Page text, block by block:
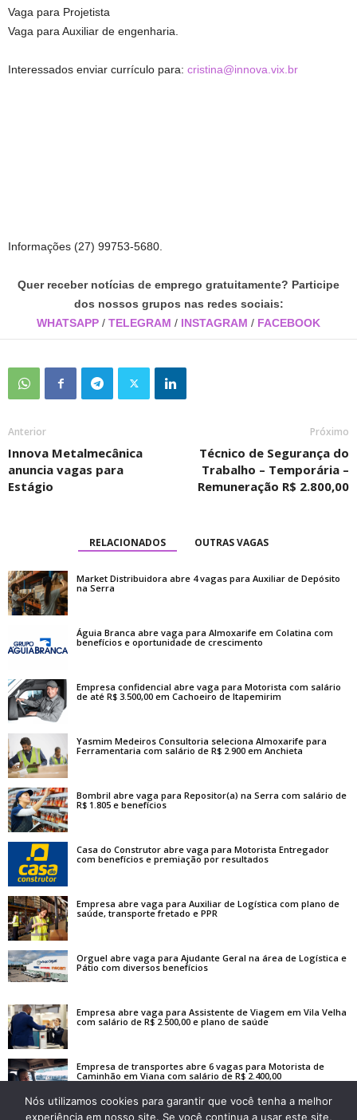
Vaga para Projetista
Vaga para Auxiliar de engenharia.
Interessados enviar currículo para: cristina@innova.vix.br
Informações (27) 99753-5680.
Quer receber notícias de emprego gratuitamente? Participe
dos nossos grupos nas redes sociais:
WHATSAPP / TELEGRAM / INSTAGRAM / FACEBOOK
Anterior
Innova Metalmecânica
anuncia vagas para
Estágio
Próximo
Técnico de Segurança do
Trabalho – Temporária –
Remuneração R$ 2.800,00
RELACIONADOS OUTRAS VAGAS
Market Distribuidora abre 4 vagas para Auxiliar de Depósito
na Serra
Águia Branca abre vaga para Almoxarife em Colatina com
benefícios e oportunidade de crescimento
Empresa confidencial abre vaga para Motorista com salário
de até R$ 3.500,00 em Cachoeiro de Itapemirim
Yasmim Medeiros Consultoria seleciona Almoxarife para
Ferramentaria com salário de R$ 2.900 em Anchieta
Bombril abre vaga para Repositor(a) na Serra com salário de
R$ 1.805 e benefícios
Casa do Construtor abre vaga para Motorista Entregador
com benefícios e premiação por resultados
Empresa abre vaga para Auxiliar de Logística com plano de
saúde, transporte fretado e PPR
Orguel abre vaga para Ajudante Geral na área de Logística e
Pátio com diversos benefícios
Empresa abre vaga para Assistente de Viagem em Vila Velha
com salário de R$ 2.500,00 e plano de saúde
Empresa de transportes abre 6 vagas para Motorista de
Caminhão em Viana com salário de R$ 2.400,00
Nós utilizamos cookies para garantir que você tenha a melhor
experiência em nosso site. Se você continua a usar este site,